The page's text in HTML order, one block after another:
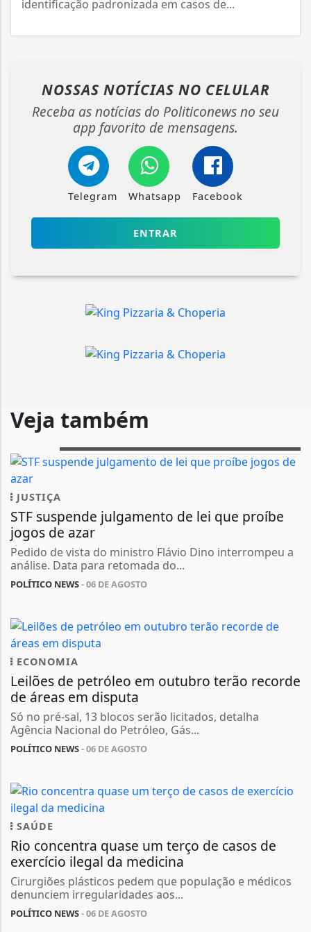
identificação padronizada em casos de...
NOSSAS NOTÍCIAS NO CELULAR
Receba as notícias do Politiconews no seu
app favorito de mensagens.
Telegram Whatsapp Facebook
ENTRAR
Veja também
JUSTIÇA
STF suspende julgamento de lei que proíbe
jogos de azar
Pedido de vista do ministro Flávio Dino interrompeu a
análise. Data para retomada do...
POLÍTICO NEWS- 06 DE AGOSTO
ECONOMIA
Leilões de petróleo em outubro terão recorde
de áreas em disputa
Só no pré-sal, 13 blocos serão licitados, detalha
Agência Nacional do Petróleo, Gás...
POLÍTICO NEWS- 06 DE AGOSTO
SAÚDE
Rio concentra quase um terço de casos de
exercício ilegal da medicina
Cirurgiões plásticos pedem que população e médicos
denunciem irregularidades aos...
POLÍTICO NEWS- 06 DE AGOSTO